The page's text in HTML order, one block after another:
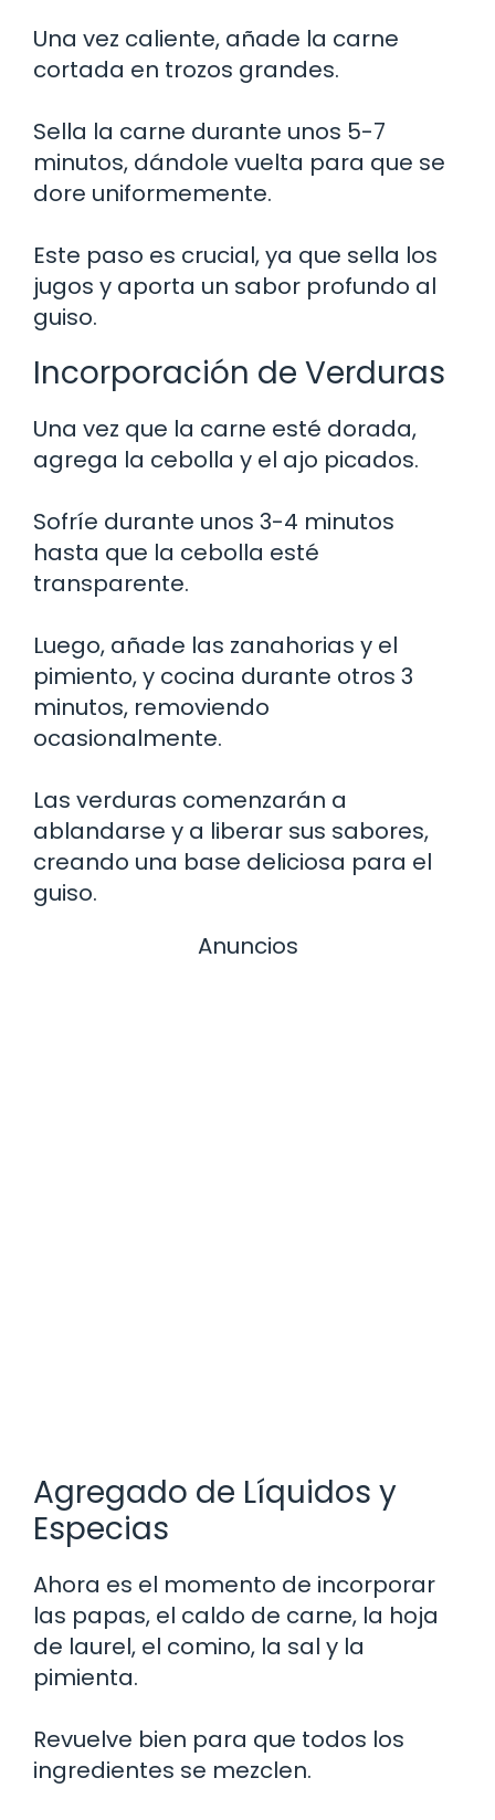
Una vez caliente, añade la carne
cortada en trozos grandes.
Sella la carne durante unos 5-7
minutos, dándole vuelta para que se
dore uniformemente.
Este paso es crucial, ya que sella los
jugos y aporta un sabor profundo al
guiso.
Incorporación de Verduras
Una vez que la carne esté dorada,
agrega la cebolla y el ajo picados.
Sofríe durante unos 3-4 minutos
hasta que la cebolla esté
transparente.
Luego, añade las zanahorias y el
pimiento, y cocina durante otros 3
minutos, removiendo
ocasionalmente.
Las verduras comenzarán a
ablandarse y a liberar sus sabores,
creando una base deliciosa para el
guiso.
Anuncios
Agregado de Líquidos y
Especias
Ahora es el momento de incorporar
las papas, el caldo de carne, la hoja
de laurel, el comino, la sal y la
pimienta.
Revuelve bien para que todos los
ingredientes se mezclen.